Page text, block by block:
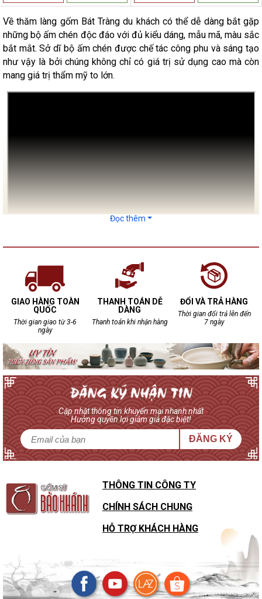
Về thăm làng gốm Bát Tràng du khách có thể dễ dàng bắt gặp
những bộ ấm chén độc đáo với đủ kiểu dáng, mẫu mã, màu sắc
bắt mắt. Sở dĩ bộ ấm chén được chế tác công phu và sáng tạo
như vậy là bởi chúng không chỉ có giá trị sử dụng cao mà còn
mang giá trị thẩm mỹ to lớn.
Từ lâu, bộ ấm chén gốm sứ Bát Tràng đã đi sâu vào đời sống
văn hóa của người Việt ta. Đặc biệt, bộ ấm chén thường được
bày biện trong phòng khách phần nào nói lên bộ mặt và thái độ
của gia chủ đối với mỗi vị khách tới thăm nhà. Do đó, việc chọn
lựa bộ ấm chén phù hợp và chất lượng có ý nghĩa hết sức quan
trọng.
Tại gốm sứ Bảo Khánh, các mẫu ấm chén mới luôn được cập
nhật phù hợp với nhu cầu ngày càng cao của đông đảo khách
hàng. Tất cả các mẫu ấm chén của gốm sứ Bảo Khánh đều là
sản phẩm chất lượng được chế tác thủ công hoàn toàn từ
nguồn nguyên liệu quý hiếm chỉ có duy nhất tại Bát Tràng. Khách
hàng có thể dễ dàng tìm kiếm nhữngbộ ấm chénưng ý để sử
Đọc thêm
GIAO HÀNG TOÀN
QUỐC
Thời gian giao từ 3-6
ngày
THANH TOÁN DỄ
DÀNG
Thanh toán khi nhận hàng
ĐỔI VÀ TRẢ HÀNG
Thời gian đổi trả lên đến
7 ngày
Cập nhật thông tin khuyến mại nhanh nhất
Hưởng quyền lợi giảm giá đặc biệt!
ĐĂNG KÝ
THÔNG TIN CÔNG TY
CHÍNH SÁCH CHUNG
HỖ TRỢ KHÁCH HÀNG